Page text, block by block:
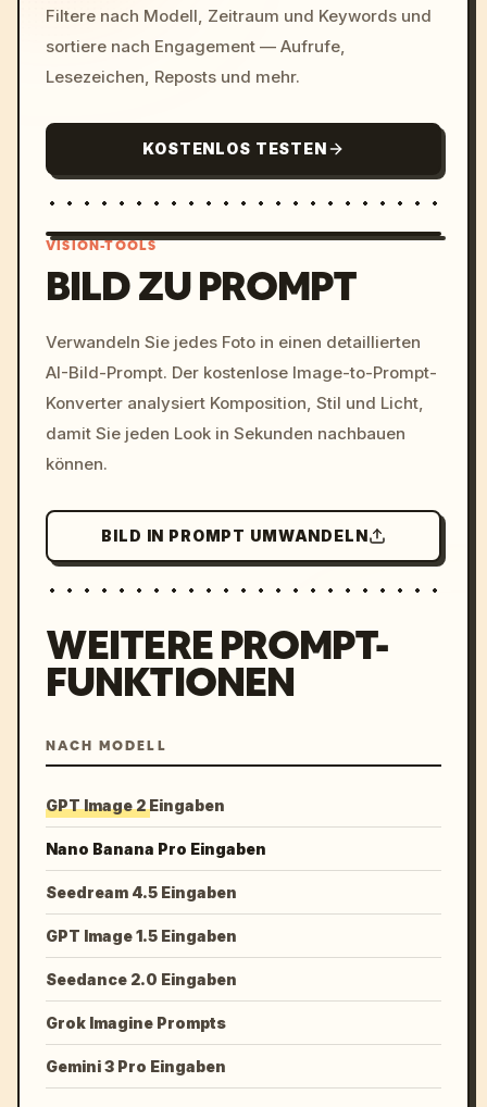
Filtere nach Modell, Zeitraum und Keywords und
sortiere nach Engagement — Aufrufe,
Lesezeichen, Reposts und mehr.
KOSTENLOS TESTEN
c, cyberpunk sunset, neon
colors, 8k --v 6.0
VISION-TOOLS
BILD ZU PROMPT
Verwandeln Sie jedes Foto in einen detaillierten
AI-Bild-Prompt. Der kostenlose Image-to-Prompt-
Konverter analysiert Komposition, Stil und Licht,
damit Sie jeden Look in Sekunden nachbauen
können.
BILD IN PROMPT UMWANDELN
WEITERE PROMPT-
FUNKTIONEN
NACH MODELL
GPT Image 2 Eingaben
Nano Banana Pro Eingaben
Seedream 4.5 Eingaben
GPT Image 1.5 Eingaben
Seedance 2.0 Eingaben
Grok Imagine Prompts
Gemini 3 Pro Eingaben